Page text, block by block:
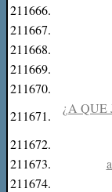
211666.
211667.
211668.
211669.
211670.
211671.
¿A
211672.
211673.
211674.